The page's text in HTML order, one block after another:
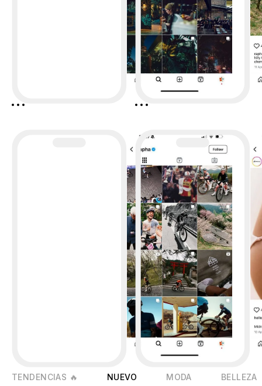
TENDENCIAS 🔥 NUEVO MODA BELLEZA